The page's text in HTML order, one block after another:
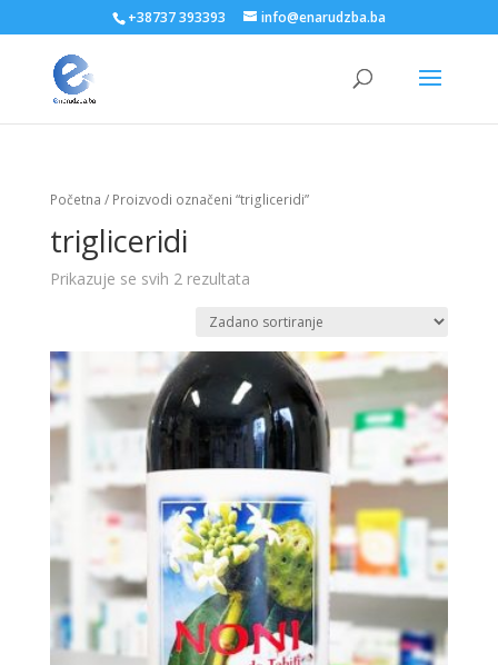
+38737 393393 info@enarudzba.ba
Početna / Proizvodi označeni “trigliceridi”
trigliceridi
Prikazuje se svih 2 rezultata